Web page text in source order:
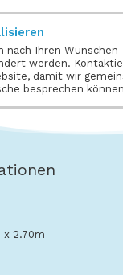
nach Ihren Wünschen
werden.
damit wir
besprechen
x 2.70m